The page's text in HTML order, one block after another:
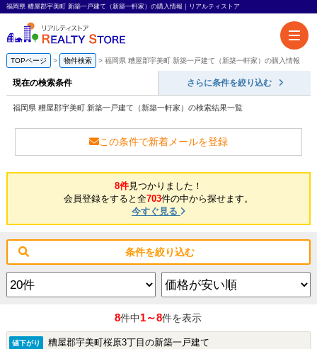
福岡県 糟屋郡宇美町 新築一戸建て（新築一軒家）の購入情報｜リアルティストア
TOPページ 物件検索 福岡県 糟屋郡宇美町 新築一戸建て（新築一軒家）の購入情報
現在の検索条件 さらに条件を絞り込む
福岡県 糟屋郡宇美町 新築一戸建て（新築一軒家）の検索結果一覧
この条件で新着メールを登録
8件見つかりました！
会員登録をすると全703件の中から探せます。
今すぐ見る
条件を絞り込む
8件中1～8件を表示
値下がり 糟屋郡宇美町桜原3丁目の新築一戸建て